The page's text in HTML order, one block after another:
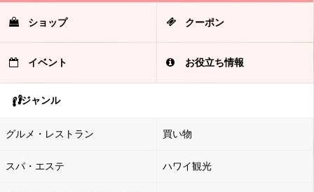
ショップ クーポン
イベント お役立ち情報
ジャンル
グルメ・レストラン 買い物
スパ・エステ ハワイ観光